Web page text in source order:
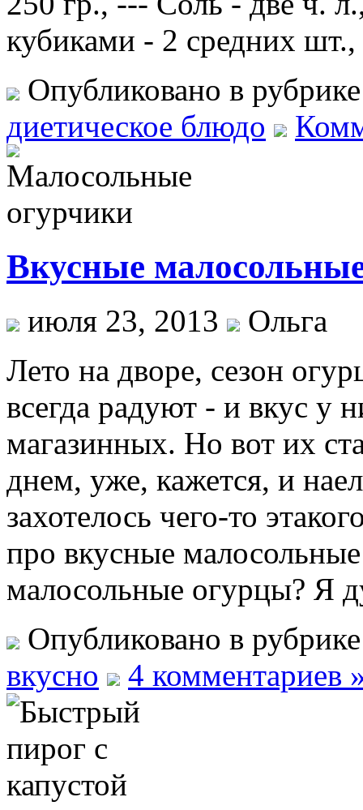
кубиками - 2 средних шт.,
Опубликовано в
диетическое блюдо
Вкусные
июля 23, 2013
Ольга
Лето на дворе, сезон
всегда радуют - и вкус у
магазинных. Но вот их
днем, уже, кажется, и
захотелось чего-то
про вкусные
малосольные огурцы? Я
Опубликовано в
вкусно
4 комментариев